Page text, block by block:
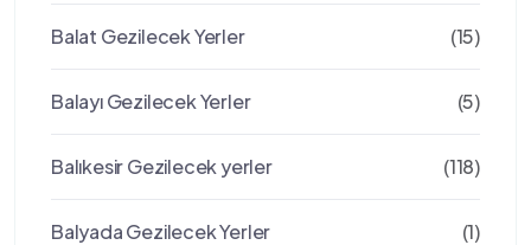
Balat Gezilecek Yerler (15)
Balayı Gezilecek Yerler (5)
Balıkesir Gezilecek yerler (118)
Balyada Gezilecek Yerler (1)